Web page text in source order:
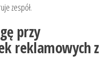
zespół.
przy
reklamowych z